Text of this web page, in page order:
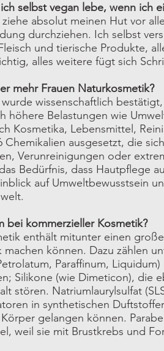
selbst vegan lebe, wenn ich
absolut meinen Hut vor
durchziehen. Ich selbst
und tierische Produkte,
alles weitere fügt sich
mehr Frauen Naturkosmetik?
wissenschaftlich
höhere Belastungen wie
Kosmetika, Lebensmittel,
Chemikalien ausgesetzt, die
Verunreinigungen oder
Bedürfnis, dass Hautpflege
auf Umweltbewusstsein
bei kommerzieller Kosmetik?
enthält mitunter einen
machen können. Dazu zählen
Paraffinum,
Silikone (wie Dimeticon), die
stören. Natriumlaurylsulfat
in synthetischen
gelangen können.
weil sie mit Brustkrebs und